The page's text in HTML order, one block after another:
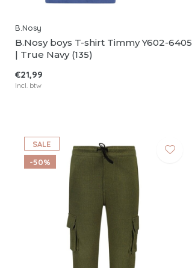
B.Nosy
B.Nosy boys T-shirt Timmy Y602-6405
| True Navy (135)
€21,99
Incl. btw
SALE
-50%